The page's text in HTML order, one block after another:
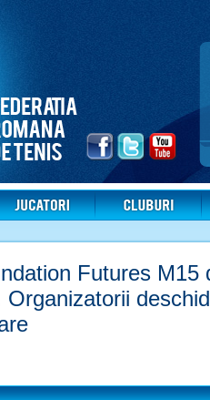
Futures M15
Organizatorii